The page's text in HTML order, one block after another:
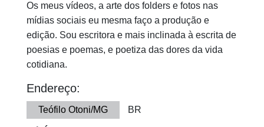
Os meus vídeos, a arte dos folders e fotos nas
mídias sociais eu mesma faço a produção e
edição. Sou escritora e mais inclinada à escrita de
poesias e poemas, e poetiza das dores da vida
cotidiana.
Endereço:
Teófilo Otoni/MG BR